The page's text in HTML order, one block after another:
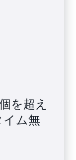
を超え
ム無